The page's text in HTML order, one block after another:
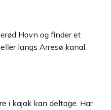
Havn og finder et
langs Arresø kanal.
i kajak kan deltage. Har